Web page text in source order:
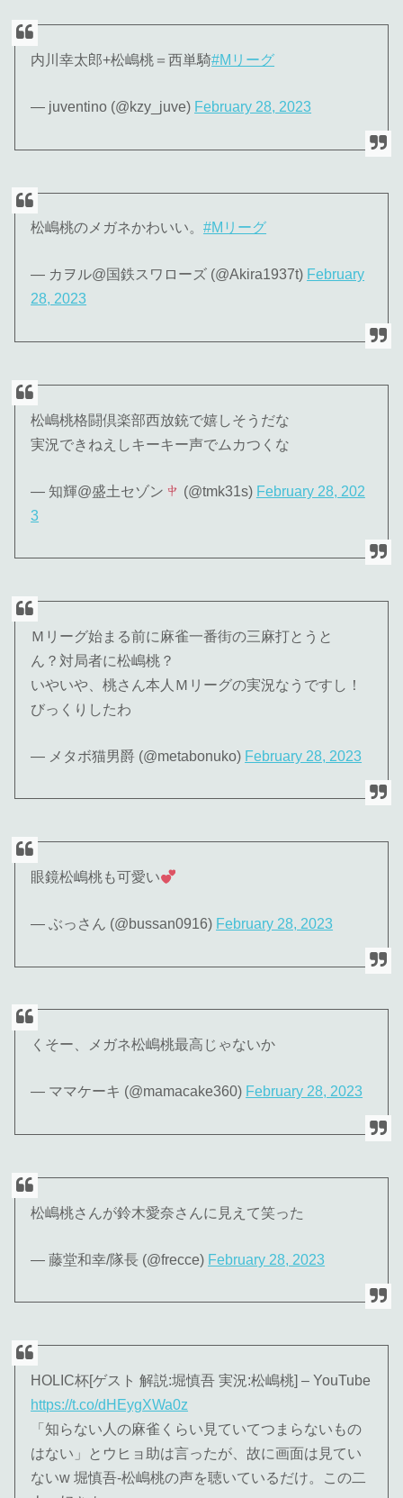
内川幸太郎+松嶋桃＝西単騎#Mリーグ
— juventino (@kzy_juve) February 28, 2023
松嶋桃のメガネかわいい。#Mリーグ
— カヲル@国鉄スワローズ (@Akira1937t) February
28, 2023
松嶋桃格闘倶楽部西放銃で嬉しそうだな
実況できねえしキーキー声でムカつくな
— 知輝@盛土セゾン (@tmk31s) February 28, 202
3
Ｍリーグ始まる前に麻雀一番街の三麻打とうと
ん？対局者に松嶋桃？
いやいや、桃さん本人Ｍリーグの実況なうですし！
びっくりしたわ
— メタボ猫男爵 (@metabonuko) February 28, 2023
眼鏡松嶋桃も可愛い
— ぶっさん (@bussan0916) February 28, 2023
くそー、メガネ松嶋桃最高じゃないか
— ママケーキ (@mamacake360) February 28, 2023
松嶋桃さんが鈴木愛奈さんに見えて笑った
— 藤堂和幸/隊長 (@frecce) February 28, 2023
HOLIC杯[ゲスト 解説:堀慎吾 実況:松嶋桃] – YouTube
https://t.co/dHEygXWa0z
「知らない人の麻雀くらい見ていてつまらないもの
はない」とウヒョ助は言ったが、故に画面は見てい
ないw 堀慎吾‐松嶋桃の声を聴いているだけ。この二